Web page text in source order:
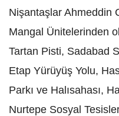
Nişantaşlar Ahmeddin
Mangal Ünitelerinden
Tartan Pisti, Sadabad
Etap Yürüyüş Yolu,
Parkı ve Halısahası,
Nurtepe Sosyal